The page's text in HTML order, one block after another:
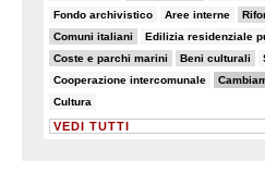
Fondo archivistico
7/82 Aree interne
8/82
20/82
Comuni italiani
18/82 Edilizia residenziale
7/82
5/82
Coste e parchi marini
19/82 Beni culturali
11/82
6/82
Cooperazione intercomunale
7/82
25/82
13/82
Cultura
7/82
VEDI TUTTI